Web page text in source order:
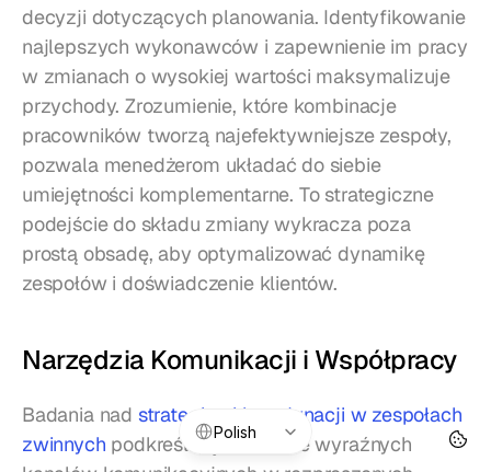
decyzji dotyczących planowania. Identyfikowanie
najlepszych wykonawców i zapewnienie im pracy
w zmianach o wysokiej wartości maksymalizuje
przychody. Zrozumienie, które kombinacje
pracowników tworzą najefektywniejsze zespoły,
pozwala menedżerom układać do siebie
umiejętności komplementarne. To strategiczne
podejście do składu zmiany wykracza poza
prostą obsadę, aby optymalizować dynamikę
zespołów i doświadczenie klientów.
Narzędzia Komunikacji i Współpracy
Badania nad strategiami koordynacji w zespołach
zwinnych podkreślają znaczenie wyraźnych
Select Language
Polish